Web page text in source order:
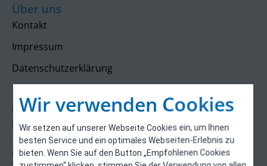
Wir verwenden Cookies
Wir setzen auf unserer Webseite Cookies ein, um Ihnen
besten Service und ein optimales Webseiten-Erlebnis zu
bieten. Wenn Sie auf den Button „Empfohlenen Cookies
Über uns
Kontakt
Impressum
Datenschutzerklärung
Kontakt
E-Control
Rudolfsplatz 13a
1010 Wien
energieeffizienz@e-control.at